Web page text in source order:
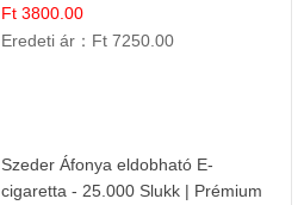
Ft 3800.00
Eredeti ár： Ft 7250.00
Szeder Áfonya eldobható E-
cigaretta - 25.000 Slukk | Prémium